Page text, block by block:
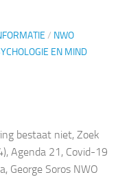
/ NWO
EN MIND
bestaat niet, Zoek
Agenda 21, Covid-19
George Soros NWO